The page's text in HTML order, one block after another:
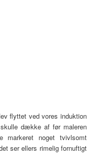
flyttet ved vores induktion
dække af før maleren
markeret noget tvivlsomt
ser ellers rimelig fornuftigt